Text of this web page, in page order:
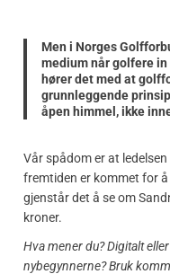
Men i Norges
medium når golfere
hører det med at
grunnleggende
åpen himmel, ikke
Vår spådom er at
fremtiden er kommet for
gjenstår det å se om
kroner.
Hva mener du? Digitalt
nybegynnerne? Bruk